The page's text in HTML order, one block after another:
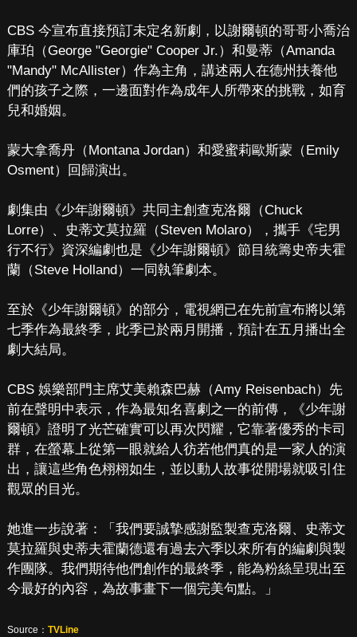
CBS 今宣布直接預訂未定名新劇，以謝爾頓的哥哥小喬治
庫珀（George "Georgie" Cooper Jr.）和曼蒂（Amanda
"Mandy" McAllister）作為主角，講述兩人在德州扶養他
們的孩子之際，一邊面對作為成年人所帶來的挑戰，如育
兒和婚姻。
蒙大拿喬丹（Montana Jordan）和愛蜜莉歐斯蒙（Emily
Osment）回歸演出。
劇集由《少年謝爾頓》共同主創查克洛爾（Chuck
Lorre）、史蒂文莫拉羅（Steven Molaro），攜手《宅男
行不行》資深編劇也是《少年謝爾頓》節目統籌史帝夫霍
蘭（Steve Holland）一同執筆劇本。
至於《少年謝爾頓》的部分，電視網已在先前宣布將以第
七季作為最終季，此季已於兩月開播，預計在五月播出全
劇大結局。
CBS 娛樂部門主席艾美賴森巴赫（Amy Reisenbach）先
前在聲明中表示，作為最知名喜劇之一的前傳，《少年謝
爾頓》證明了光芒確實可以再次閃耀，它靠著優秀的卡司
群，在螢幕上從第一眼就給人彷若他們真的是一家人的演
出，讓這些角色栩栩如生，並以動人故事從開場就吸引住
觀眾的目光。
她進一步說著：「我們要誠摯感謝監製查克洛爾、史蒂文
莫拉羅與史蒂夫霍蘭德還有過去六季以來所有的編劇與製
作團隊。我們期待他們創作的最終季，能為粉絲呈現出至
今最好的內容，為故事畫下一個完美句點。」
Source： TVLine